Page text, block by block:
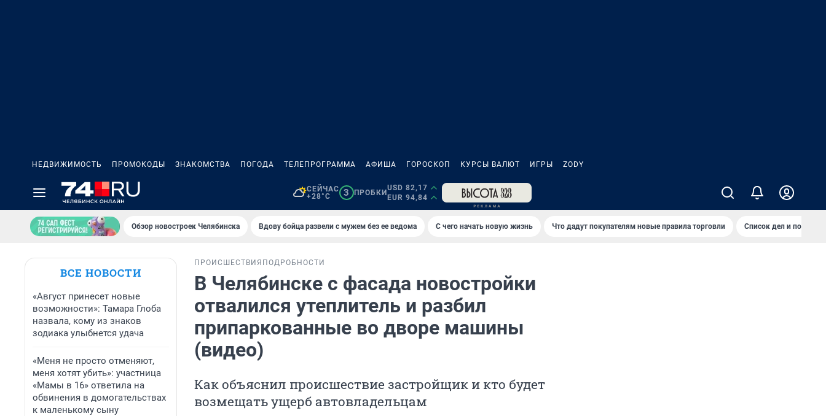
НЕДВИЖИМОСТЬ ПРОМОКОДЫ ЗНАКОМСТВА ПОГОДА ТЕЛЕПРОГРАММА АФИША ГОРОСКОП КУРСЫ ВАЛЮТ ИГРЫ ZODY
СЕЙЧАС
+28°C
3 ПРОБКИ
USD 82,17
EUR 94,84
Обзор новостроек Челябинска Вдову бойца развели с мужем без ее ведома С чего начать новую жизнь Что дадут покупателям новые правила торговли Список дел и покупок
ВСЕ НОВОСТИ
«Август принесет новые
возможности»: Тамара Глоба
назвала, кому из знаков
зодиака улыбнется удача
«Меня не просто отменяют,
меня хотят убить»: участница
«Мамы в 16» ответила на
обвинения в домогательствах
к маленькому сыну
ПРОИСШЕСТВИЯ ПОДРОБНОСТИ
В Челябинске с фасада новостройки
отвалился утеплитель и разбил
припаркованные во дворе машины
(видео)
Как объяснил происшествие застройщик и кто будет
возмещать ущерб автовладельцам